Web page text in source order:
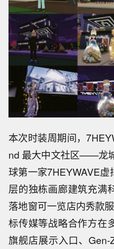
本次时装周期间，
nd 最大中文社区——龙
球第一家7HEYWAVE
层的独栋画廊建筑充满
落地窗可一览店内秀款
标传媒等战略合作方在
旗舰店展示入口、